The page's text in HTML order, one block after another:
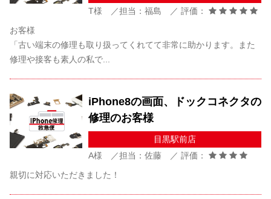
T様 ／担当：福島 ／ 評価：
お客様
「古い端末の修理も取り扱ってくれてて非常に助かります。また
修理や接客も素人の私で...
iPhone8の画面、ドックコネクタの
修理のお客様
目黒駅前店
A様 ／担当：佐藤 ／ 評価：
親切に対応いただきました！